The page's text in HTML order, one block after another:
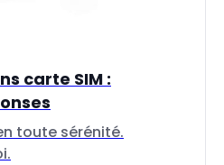
carte SIM :
toute sérénité.